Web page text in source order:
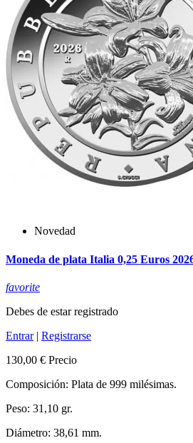
Novedad
Moneda de plata Italia 0,25 Euros
favorite
Debes de estar registrado
Entrar| Registrarse
130,00 € Precio
Composición: Plata de 999 milésimas.
Peso: 31,10 gr.
Diámetro: 38,61 mm.